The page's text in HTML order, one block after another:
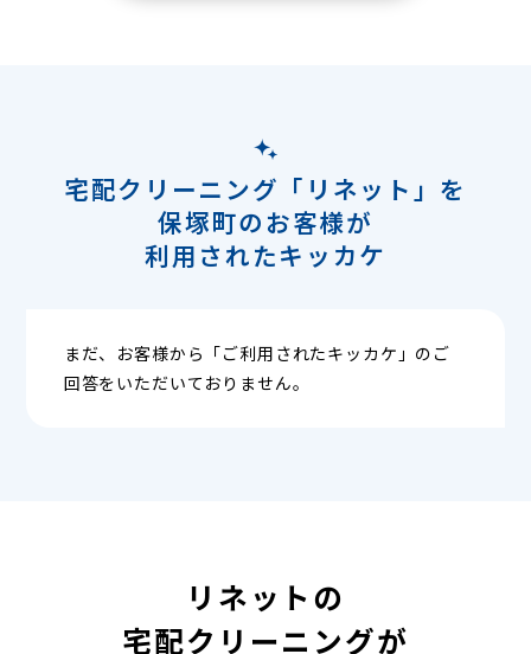
宅配クリーニング「リネット」を
保塚町のお客様が
利用されたキッカケ
まだ、お客様から「ご利用されたキッカケ」のご
回答をいただいておりません。
リネットの
宅配クリーニングが